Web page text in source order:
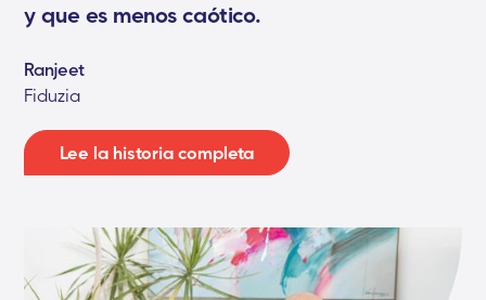
y que es menos caótico.
Ranjeet
Fiduzia
Lee la historia completa